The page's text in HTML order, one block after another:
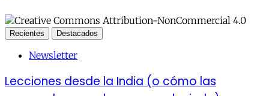
Recientes Destacados
Newsletter
Lecciones desde la India (o cómo las